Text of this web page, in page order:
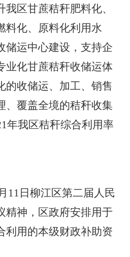
区甘蔗秸秆肥料化、
料化、原料化利用水
储运中心建设，支持企
业化甘蔗秸秆收储运体
的收储运、加工、销售
、覆盖全境的秸秆收集
年我区秸秆综合利用率
11 日 柳江区第二届人民
精神，区政府安排用于
利用的本级财政补助资